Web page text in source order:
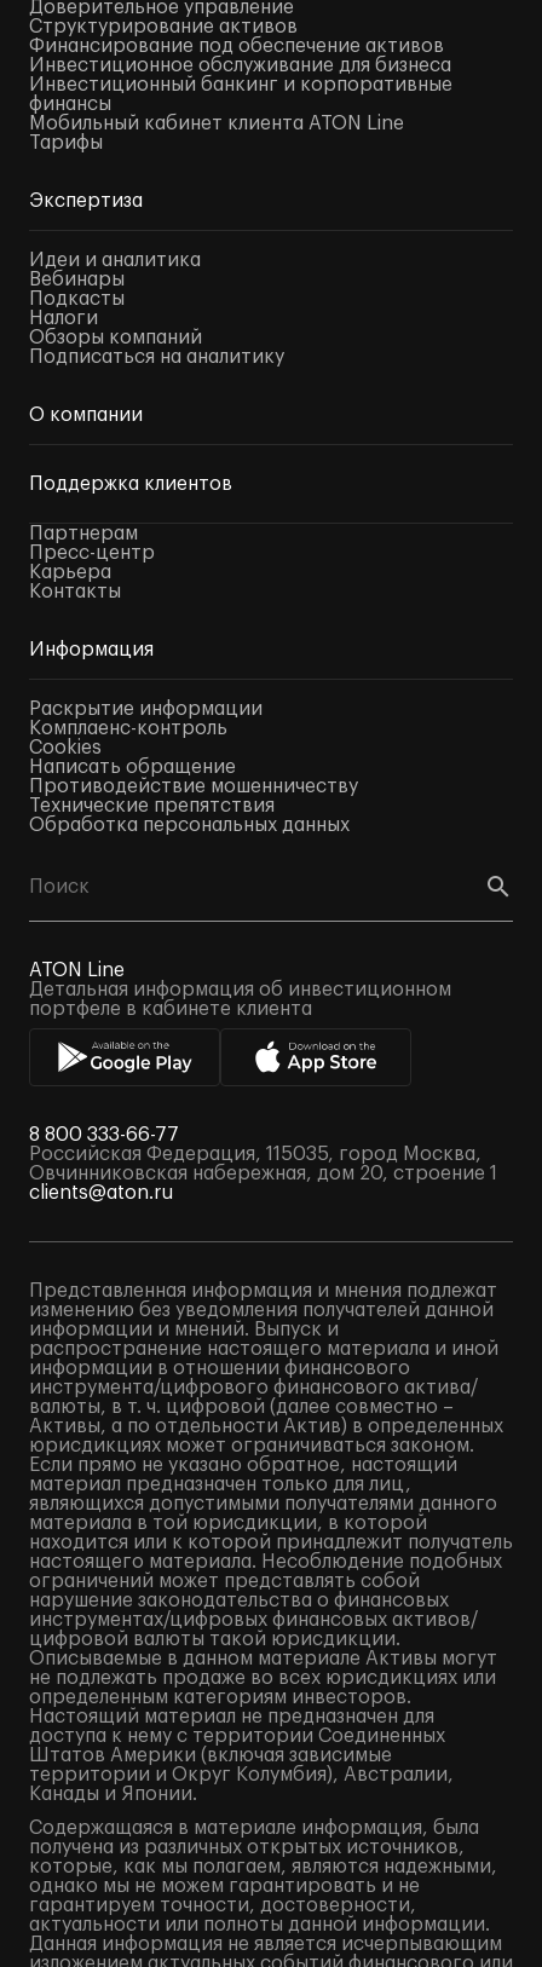
Доверительное управление
Структурирование активов
Финансирование под обеспечение активов
Инвестиционное обслуживание для бизнеса
Инвестиционный банкинг и корпоративные
финансы
Мобильный кабинет клиента ATON Line
Тарифы
Экспертиза
Идеи и аналитика
Вебинары
Подкасты
Налоги
Обзоры компаний
Подписаться на аналитику
О компании
Поддержка клиентов
Партнерам
Пресс-центр
Карьера
Контакты
Информация
Раскрытие информации
Комплаенс-контроль
Cookies
Написать обращение
Противодействие мошенничеству
Технические препятствия
Обработка персональных данных
ATON Line
Детальная информация об инвестиционном
портфеле в кабинете клиента
8 800 333-66-77
Российская Федерация, 115035, город Москва,
Овчинниковская набережная, дом 20, строение 1
clients@aton.ru
Представленная информация и мнения подлежат
изменению без уведомления получателей данной
информации и мнений. Выпуск и
распространение настоящего материала и иной
информации в отношении финансового
инструмента/цифрового финансового актива/
валюты, в т. ч. цифровой (далее совместно –
Активы, а по отдельности Актив) в определенных
юрисдикциях может ограничиваться законом.
Если прямо не указано обратное, настоящий
материал предназначен только для лиц,
являющихся допустимыми получателями данного
материала в той юрисдикции, в которой
находится или к которой принадлежит получатель
настоящего материала. Несоблюдение подобных
ограничений может представлять собой
нарушение законодательства о финансовых
инструментах/цифровых финансовых активов/
цифровой валюты такой юрисдикции.
Описываемые в данном материале Активы могут
не подлежать продаже во всех юрисдикциях или
определенным категориям инвесторов.
Настоящий материал не предназначен для
доступа к нему с территории Соединенных
Штатов Америки (включая зависимые
территории и Округ Колумбия), Австралии,
Канады и Японии.
Содержащаяся в материале информация, была
получена из различных открытых источников,
которые, как мы полагаем, являются надежными,
однако мы не можем гарантировать и не
гарантируем точности, достоверности,
актуальности или полноты данной информации.
Данная информация не является исчерпывающим